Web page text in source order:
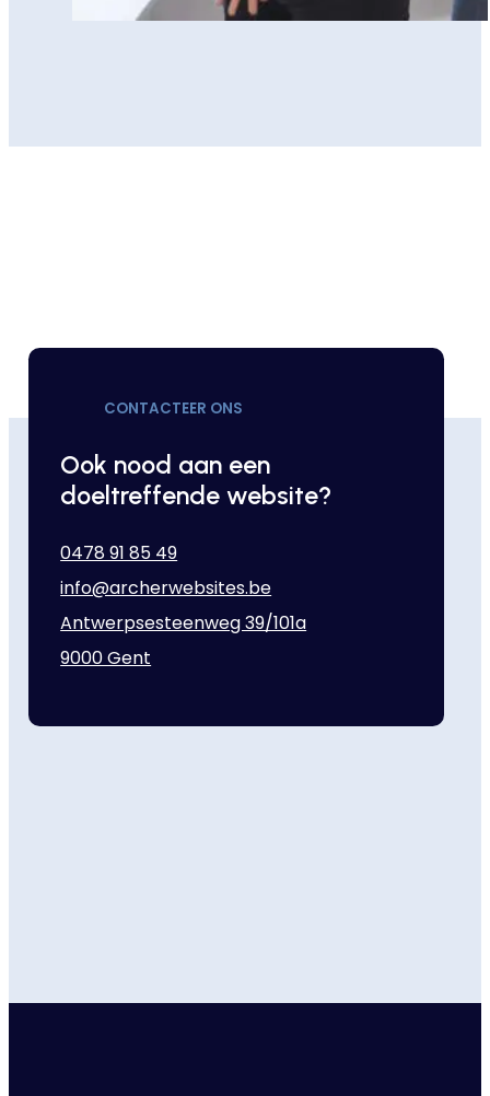
CONTACTEER ONS
Ook nood aan een
doeltreffende website?
0478 91 85 49
info@archerwebsites.be
Antwerpsesteenweg 39/101a
9000 Gent